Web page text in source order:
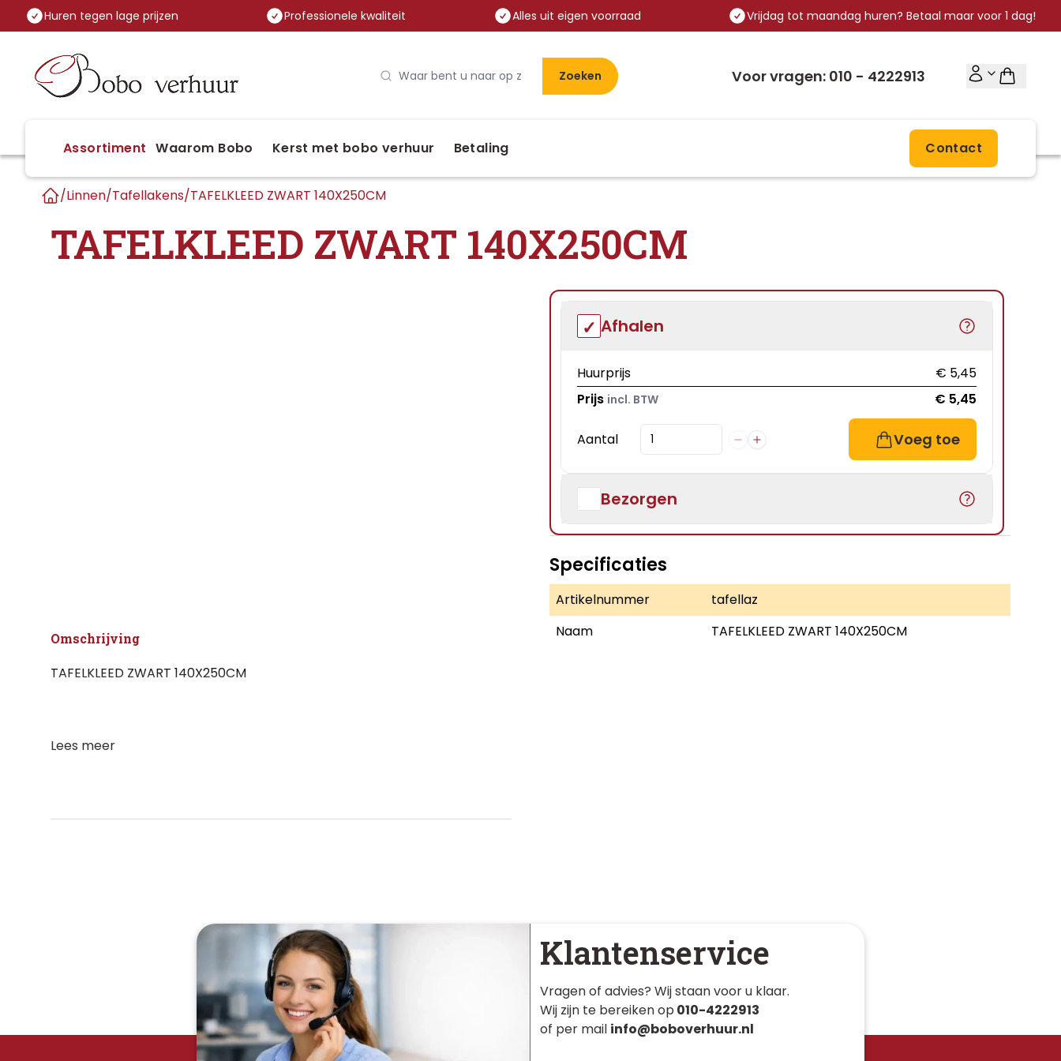
Huren tegen lage prijzen Professionele kwaliteit Alles uit eigen voorraad Vrijdag tot maandag huren? Betaal maar voor 1 dag!
Zoeken Voor vragen: 010 - 4222913
Assortiment Waarom Bobo Kerst met bobo verhuur Betaling Contact
/Linnen/Tafellakens/TAFELKLEED ZWART 140X250CM
TAFELKLEED ZWART 140X250CM
Omschrijving
TAFELKLEED ZWART 140X250CM
Lees meer
Afhalen
Huurprijs
€ 5,45
Prijs incl. BTW € 5,45
Aantal Voeg toe
Bezorgen
Specificaties
Artikelnummer
tafellaz
Naam
TAFELKLEED ZWART 140X250CM
Klantenservice
Vragen of advies? Wij staan voor u klaar.
Wij zijn te bereiken op 010-4222913
of per mail info@boboverhuur.nl